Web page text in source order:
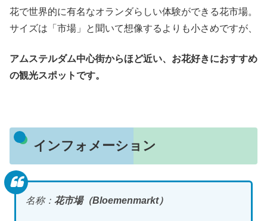
花で世界的に有名なオランダらしい体験ができる花市場。
サイズは「市場」と聞いて想像するよりも小さめですが、
アムステルダム中心街からほど近い、お花好きにおすすめ
の観光スポットです。
インフォメーション
名称： 花市場（Bloemenmarkt）